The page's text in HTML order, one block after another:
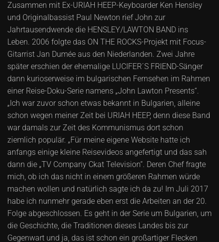
Zusammen mit Ex-URIAH HEEP-Keyboarder Ken Hensley
und Originalbassist Paul Newton rief John zur
Jahrtausendwende die HENSLEY/LAWTON BAND ins
Leben. 2006 folgte das ON THE ROCKS-Projekt mit Focus-
Gitarrist Jan Dumée aus den Niederlanden. Zwei Jahre
später erschien der ehemalige LUCIFER´S FRIEND-Sänger
dann kurioserweise im bulgarischen Fernsehen im Rahmen
einer Reise-Doku-Serie namens „John Lawton Presents“.
„Ich war zuvor schon etwas bekannt in Bulgarien, alleine
schon wegen meiner Zeit bei URIAH HEEP, denn diese Band
war damals zur Zeit des Kommunismus dort schon
ziemlich populär. „Für meine eigene Website hatte ich
anfangs einige kleine Reisevideos angefertigt und das sah
dann die „TV Company Ckat Television“. Deren Chef fragte
mich, ob ich das nicht in einem größeren Rahmen würde
machen wollen und natürlich sagte ich da zu! Im Juli 2017
habe ich nunmehr gerade eben erst die Arbeiten an der 20.
Folge abgeschlossen. Es geht in der Serie um Bulgarien, um
die Geschichte, die Traditionen dieses Landes bis zur
Gegenwart und ja, das ist schon ein großartiger Flecken